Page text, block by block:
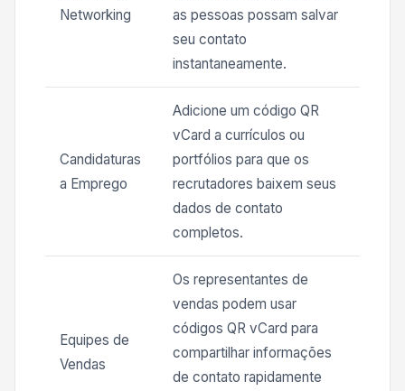
Networking
as pessoas possam salvar
seu contato
instantaneamente.
Candidaturas
a Emprego
Adicione um código QR
vCard a currículos ou
portfólios para que os
recrutadores baixem seus
dados de contato
completos.
Equipes de
Vendas
Os representantes de
vendas podem usar
códigos QR vCard para
compartilhar informações
de contato rapidamente